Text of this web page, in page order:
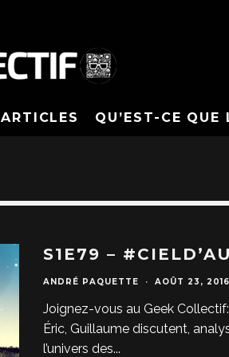
ARTICLES QU’EST-CE
S1E79 –
ANDRÉ PAQUETTE · AOÛT 23, 2016
Joignez-vous au Geek
Éric, Guillaume discutent,
l’univers des...